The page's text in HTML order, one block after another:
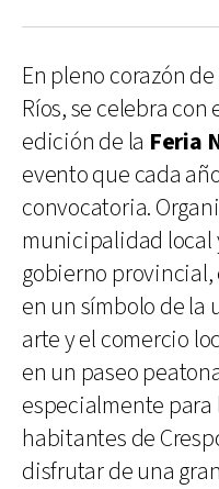
En pleno corazón
Ríos, se celebra
edición de la Feria
evento que cada
convocatoria.
municipalidad local
gobierno
en un símbolo de la
arte y el comercio
en un paseo
especialmente para
habitantes de
disfrutar de una